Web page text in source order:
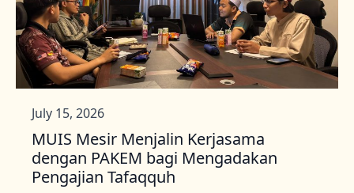
MUIS Mesir Menjalin Kerjasama
dengan PAKEM bagi Mengadakan
Pengajian Tafaqquh
July 15, 2026